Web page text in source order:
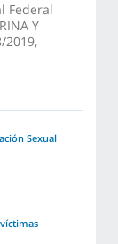
Federal
Y
2019,
Sexual